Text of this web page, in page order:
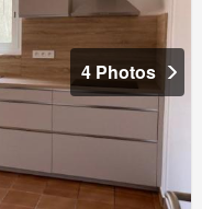
4 Photos